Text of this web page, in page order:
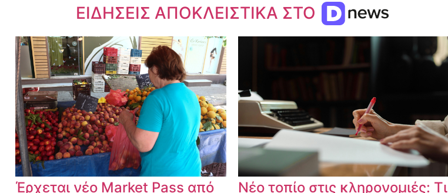
ΕΙΔΗΣΕΙΣ ΑΠΟΚΛΕΙΣΤΙΚΑ ΣΤΟ
Dnews.gr
Έρχεται νέο Market Pass από
Νέο τοπίο στις κληρονομιές: Τι